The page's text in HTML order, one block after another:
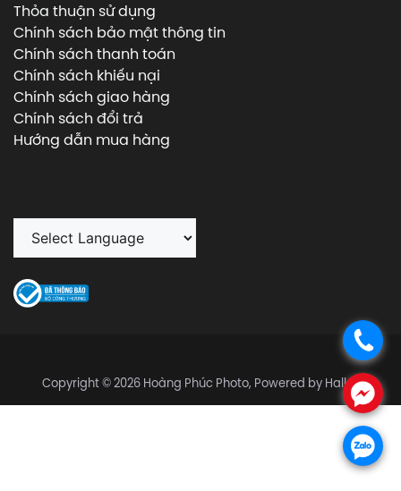
.
.
.
Thỏa thuận sử dụng
Chính sách bảo mật thông tin
Chính sách thanh toán
Chính sách khiếu nại
Chính sách giao hàng
Chính sách đổi trả
Hướng dẫn mua hàng
Copyright © 2026 Hoàng Phúc Photo, Powered by Halley